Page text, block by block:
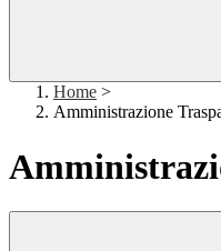
Home >
Amministrazione